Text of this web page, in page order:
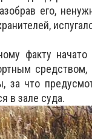
его,
факту
за что
в зале суда.